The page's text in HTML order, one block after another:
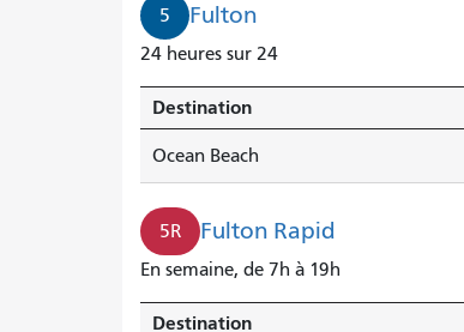
5 Fulton
24 heures sur 24
Destination
Ocean Beach
5R Fulton Rapid
En semaine, de 7h à 19h
Destination